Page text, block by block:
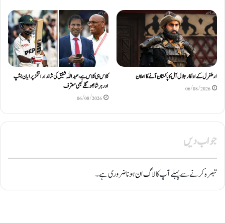
ارطغرل کے اداکار جلال آل کا پاکستان آنے کا اعلان
06/08/2026
کلاس ہی کلاس ہے، عبد اللّٰہ شفیق کی شاندار اننگز پر ایان بشپ
اور ہرشا بھوگلے بھی معترف
06/08/2026
جواب دیں
تبصرہ کرنے سے پہلے آپ کالاگ انہونا ضروری ہے۔